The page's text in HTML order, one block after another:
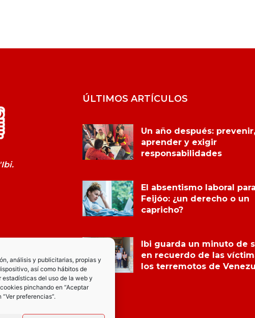
análisis y publicitarias, propias y
así como hábitos de
del uso de la web y
pinchando en “Aceptar
preferencias”.
DE IBI C/
PSOE
AV.
ÚLTIMOS ARTÍCULOS
Un año después: prevenir,
aprender y exigir
responsabilidades
El absentismo laboral para
Feijóo: ¿un derecho o un
capricho?
Ibi guarda un minuto de
en recuerdo de las
los terremotos de